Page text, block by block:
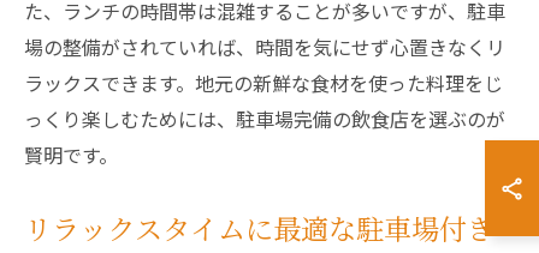
た、ランチの時間帯は混雑することが多いですが、駐車
場の整備がされていれば、時間を気にせず心置きなくリ
ラックスできます。地元の新鮮な食材を使った料理をじ
っくり楽しむためには、駐車場完備の飲食店を選ぶのが
賢明です。
リラックスタイムに最適な駐車場付き